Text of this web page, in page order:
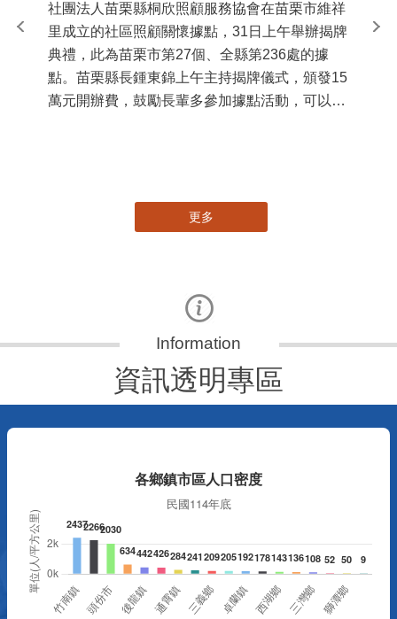
社團法人苗栗縣桐欣照顧服務協會在苗栗市維祥
里成立的社區照顧關懷據點，31日上午舉辦揭牌
典禮，此為苗栗市第27個、全縣第236處的據
點。苗栗縣長鍾東錦上午主持揭牌儀式，頒發15
萬元開辦費，鼓勵長輩多參加據點活動，可以更
苗
更多
資訊透明專區